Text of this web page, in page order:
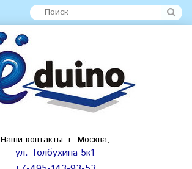
Наши контакты: г. Москва,
ул. Толбухина 5к1